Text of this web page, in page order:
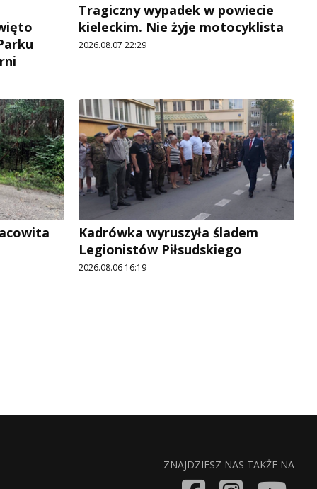
Tragiczny wypadek w powiecie
kieleckim. Nie żyje motocyklista
2026.08.07 22:29
Kadrówka wyruszyła śladem
Legionistów Piłsudskiego
2026.08.06 16:19
ZNAJDZIESZ NAS TAKŻE NA